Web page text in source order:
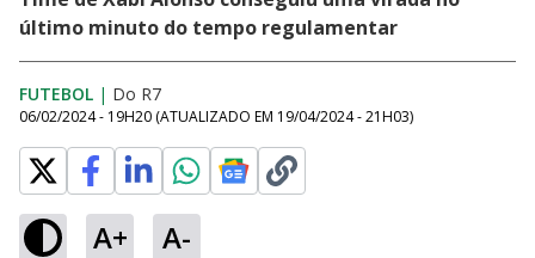
último minuto do tempo regulamentar
FUTEBOL | Do R7
06/02/2024 - 19H20 (ATUALIZADO EM 19/04/2024 - 21H03)
A+ A-